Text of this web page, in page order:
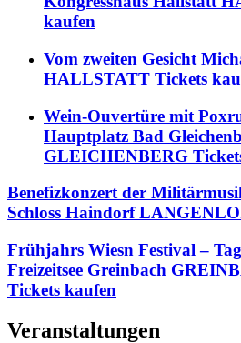
kaufen
Vom zweiten Gesicht
HALLSTATT Tickets
Wein-Ouvertüre mit
Hauptplatz Bad
GLEICHENBERG
Benefizkonzert der
Schloss Haindorf
Frühjahrs Wiesn Festival –
Freizeitsee Greinbach
Tickets kaufen
Veranstaltungen